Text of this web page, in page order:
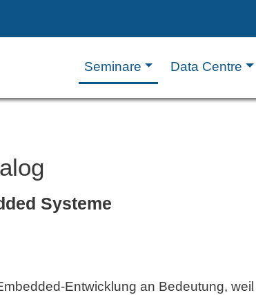
Seminare Data Centre
Systeme
Entwicklung an Bedeutung, weil